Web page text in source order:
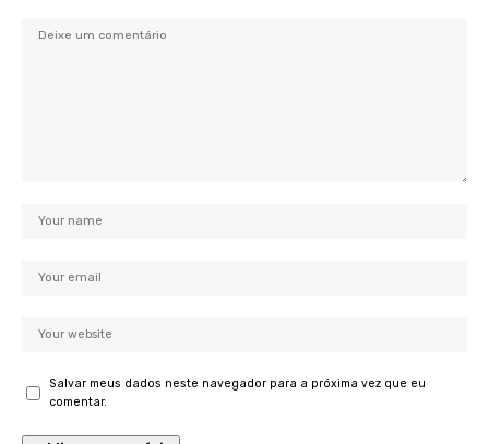
Salvar meus dados neste navegador para a próxima vez que eu
comentar.